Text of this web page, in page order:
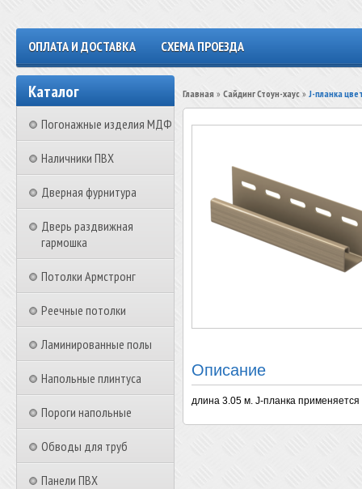
ОПЛАТА И ДОСТАВКА СХЕМА ПРОЕЗДА
Каталог
Погонажные изделия МДФ
Наличники ПВХ
Дверная фурнитура
Дверь раздвижная
гармошка
Потолки Армстронг
Реечные потолки
Ламинированные полы
Напольные плинтуса
Пороги напольные
Обводы для труб
Панели ПВХ
Главная » Сайдинг Стоун-хаус » J-планка
Описание
длина 3.05 м. J-планка